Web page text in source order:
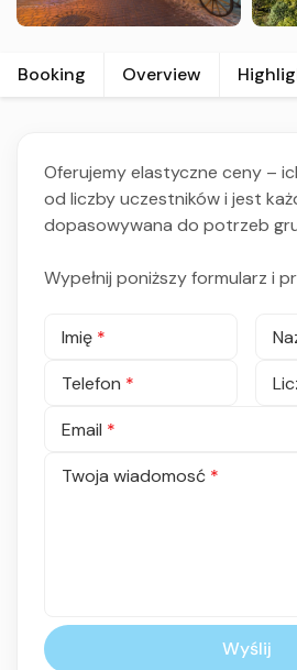
Booking Overview
Oferujemy elastyczne ceny –
od liczby uczestników i jest
dopasowywana do potrzeb
Wypełnij poniższy formularz i
Imię *
Telefon *
Email *
Twoja wiadomosć *
Wyślij